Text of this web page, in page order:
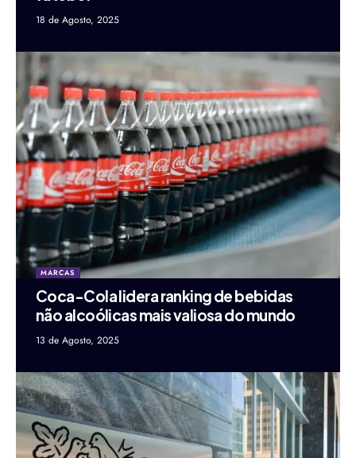
18 de Agosto, 2025
MARCAS
Coca-Cola lidera ranking de bebidas
não alcoólicas mais valiosa do mundo
13 de Agosto, 2025